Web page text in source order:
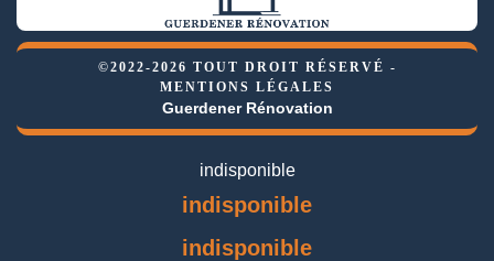
©2022-2026 TOUT DROIT RÉSERVÉ -
MENTIONS LÉGALES
Guerdener Rénovation
indisponible
indisponible
indisponible